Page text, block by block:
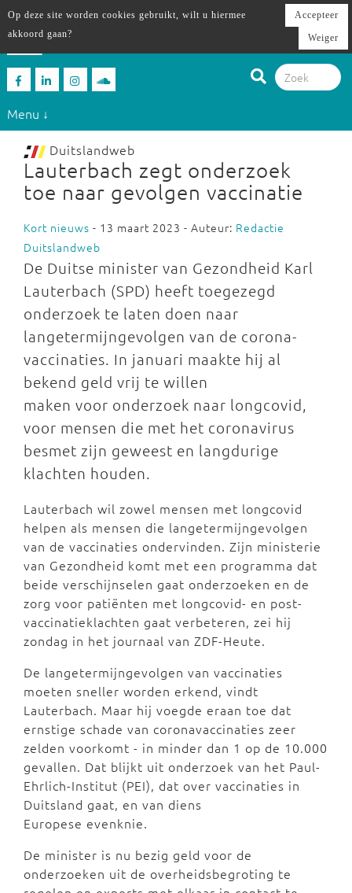
Menu ↓
Duitslandweb
Lauterbach zegt onderzoek
toe naar gevolgen vaccinatie
Kort nieuws - 13 maart 2023 - Auteur: Redactie
Duitslandweb
De Duitse minister van Gezondheid Karl
Lauterbach (SPD) heeft toegezegd
onderzoek te laten doen naar
langetermijngevolgen van de corona-
vaccinaties. In januari maakte hij al
bekend geld vrij te willen
maken voor onderzoek naar longcovid,
voor mensen die met het coronavirus
besmet zijn geweest en langdurige
klachten houden.
Lauterbach wil zowel mensen met longcovid
helpen als mensen die langetermijngevolgen
van de vaccinaties ondervinden. Zijn ministerie
van Gezondheid komt met een programma dat
beide verschijnselen gaat onderzoeken en de
zorg voor patiënten met longcovid- en post-
vaccinatieklachten gaat verbeteren, zei hij
zondag in het journaal van ZDF-Heute.
De langetermijngevolgen van vaccinaties
moeten sneller worden erkend, vindt
Lauterbach. Maar hij voegde eraan toe dat
ernstige schade van coronavaccinaties zeer
zelden voorkomt - in minder dan 1 op de 10.000
gevallen. Dat blijkt uit onderzoek van het Paul-
Ehrlich-Institut (PEI), dat over vaccinaties in
Duitsland gaat, en van diens
Europese evenknie.
De minister is nu bezig geld voor de
onderzoeken uit de overheidsbegroting te
Op deze site worden cookies gebruikt, wilt u hiermee
akkoord gaan?
Accepteer
Weiger